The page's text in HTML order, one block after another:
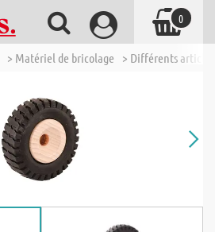
> Matériel de bricolage > Différents
0